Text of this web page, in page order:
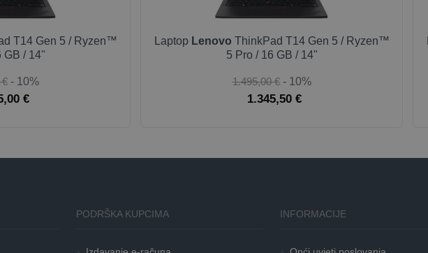
T14 Gen 5 / Ryzen™
GB / 14"
- 10%
€
Laptop Lenovo ThinkPad T14 Gen 5 / Ryzen™
5 Pro / 16 GB / 14"
1.495,00 € - 10%
1.345,50 €
PODRŠKA KUPCIMA INFORMACIJE